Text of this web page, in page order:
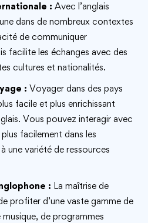
: Avec l’anglais
dans de nombreux contextes
de communiquer
facilite les échanges avec des
cultures et nationalités.
: Voyager dans des pays
facile et plus enrichissant
Vous pouvez interagir avec
facilement dans les
une variété de ressources
: La maîtrise de
profiter d’une vaste gamme de
de programmes